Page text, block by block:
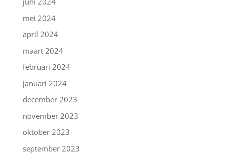
mei 2024
april 2024
maart 2024
februari 2024
januari 2024
december 2023
november 2023
oktober 2023
september 2023